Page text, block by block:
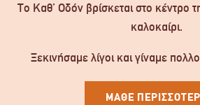
Το Καθ’ Οδόν βρίσκεται στο κέντρο
καλοκαίρι.
Ξεκινήσαμε λίγοι και γίναμε
ΜΑΘΕ